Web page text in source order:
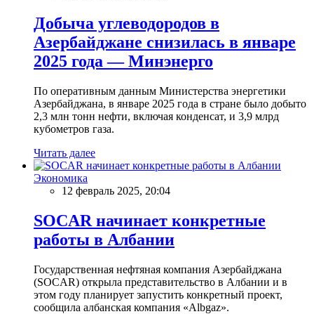
Добыча углеводородов в
Азербайджане снизилась в январе
2025 года — Минэнерго
По оперативным данным Министерства энергетики
Азербайджана, в январе 2025 года в стране было добыто
2,3 млн тонн нефти, включая конденсат, и 3,9 млрд
кубометров газа.
Читать далее
Экономика
12 февраль 2025, 20:04
SOCAR начинает конкретные
работы в Албании
Государственная нефтяная компания Азербайджана
(SOCAR) открыла представительство в Албании и в
этом году планирует запустить конкретный проект,
сообщила албанская компания «Albgaz».